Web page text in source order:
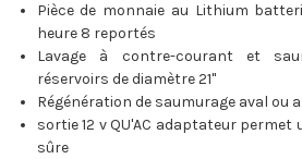
Pièce de monnaie au Lithium
heure 8 reportés
Lavage à contre-courant et
réservoirs de diamètre 21"
Régénération de saumurage aval ou
sortie 12 v QU'AC adaptateur
sûre